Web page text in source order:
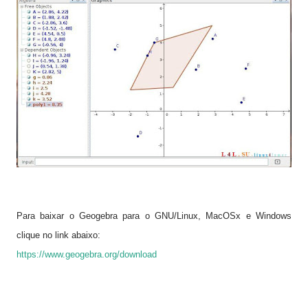
Para baixar o Geogebra para o GNU/Linux, MacOSx e Windows
clique no link abaixo:
https://www.geogebra.org/download